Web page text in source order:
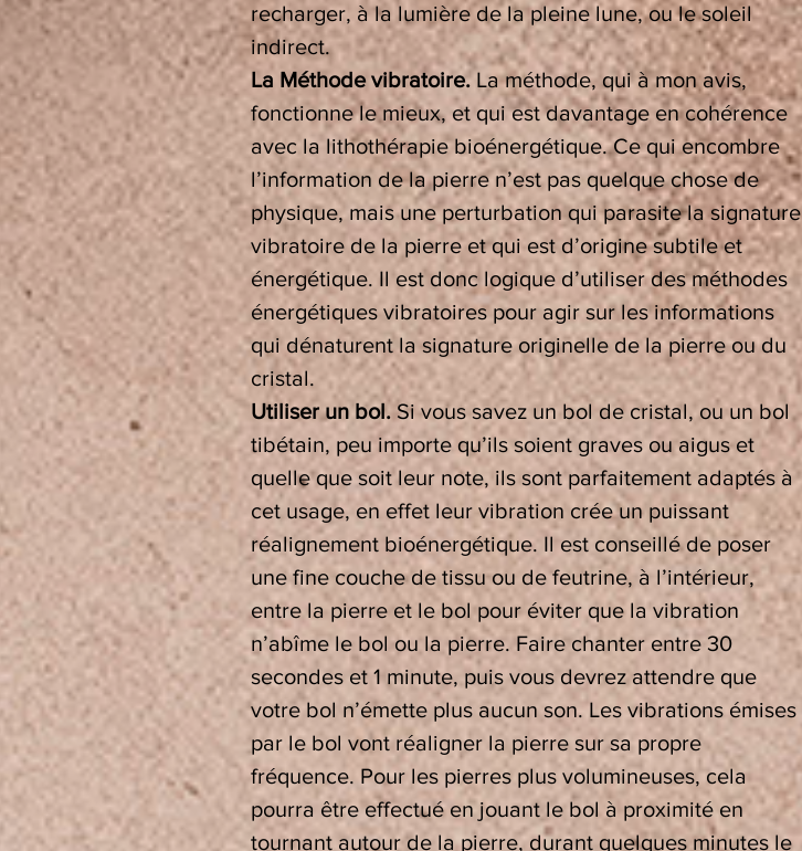
recharger, à la lumière de la pleine lune, ou le soleil
indirect.
La Méthode vibratoire. La méthode, qui à mon avis,
fonctionne le mieux, et qui est davantage en cohérence
avec la lithothérapie bioénergétique. Ce qui encombre
l’information de la pierre n’est pas quelque chose de
physique, mais une perturbation qui parasite la signature
vibratoire de la pierre et qui est d’origine subtile et
énergétique. Il est donc logique d’utiliser des méthodes
énergétiques vibratoires pour agir sur les informations
qui dénaturent la signature originelle de la pierre ou du
cristal.
Utiliser un bol. Si vous savez un bol de cristal, ou un bol
tibétain, peu importe qu’ils soient graves ou aigus et
quelle que soit leur note, ils sont parfaitement adaptés à
cet usage, en effet leur vibration crée un puissant
réalignement bioénergétique. Il est conseillé de poser
une fine couche de tissu ou de feutrine, à l’intérieur,
entre la pierre et le bol pour éviter que la vibration
n’abîme le bol ou la pierre. Faire chanter entre 30
secondes et 1 minute, puis vous devrez attendre que
votre bol n’émette plus aucun son. Les vibrations émises
par le bol vont réaligner la pierre sur sa propre
fréquence. Pour les pierres plus volumineuses, cela
pourra être effectué en jouant le bol à proximité en
tournant autour de la pierre, durant quelques minutes le